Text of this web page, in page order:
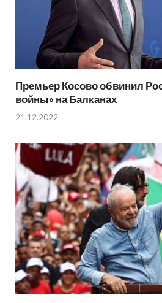
Премьер Косово обвинил
войны» на Балканах
21.12.2022